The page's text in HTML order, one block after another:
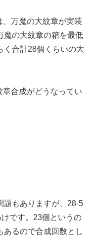
万魔の大紋章が実装
魔の大紋章の箱を最低
く合計28個くらいの大
合成がどうなってい
題もありますが、28-5
です。23個というの
あるので合成回数とし